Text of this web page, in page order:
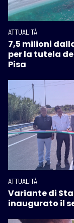
ATTUALITÀ
7,5 milioni
per la tutela
Pisa
ATTUALITÀ
Variante di
inaugurato il